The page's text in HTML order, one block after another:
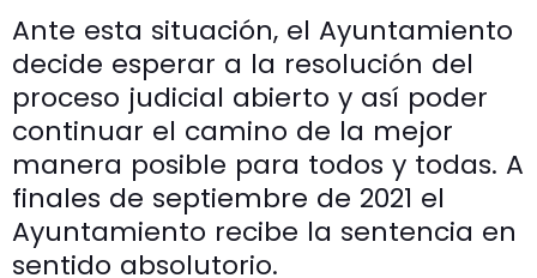
Ante esta situación, el Ayuntamiento
decide esperar a la resolución del
proceso judicial abierto y así poder
continuar el camino de la mejor
manera posible para todos y todas. A
finales de septiembre de 2021 el
Ayuntamiento recibe la sentencia en
sentido absolutorio.